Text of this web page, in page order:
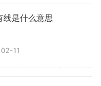
。翡翠的透明度是判断
好的翡翠晶莹剔透，光
线是什么意思
11